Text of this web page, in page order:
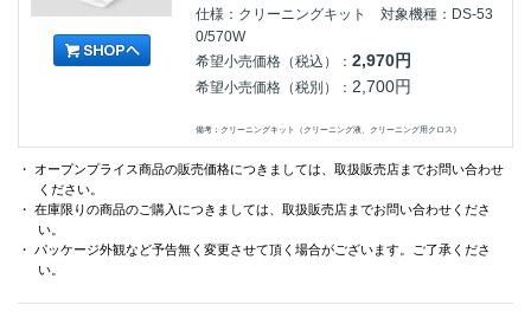
仕様：クリーニングキット 対象機種：DS-53
0/570W
希望小売価格（税込）：2,970円
希望小売価格（税別）： 2,700円
備考：クリーニングキット（クリーニング液、クリーニング用クロス）
・ オープンプライス商品の販売価格につきましては、取扱販売店までお問い合わせ
ください。
・ 在庫限りの商品のご購入につきましては、取扱販売店までお問い合わせくださ
い。
・ パッケージ外観など予告無く変更させて頂く場合がございます。ご了承くださ
い。